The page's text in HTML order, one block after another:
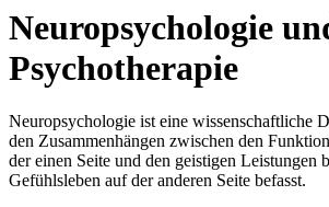
Neuropsychologie
Psychotherapie
Neuropsychologie ist eine wissenschaftliche
den Zusammenhängen zwischen den
der einen Seite und den geistigen Leistungen
Gefühlsleben auf der anderen Seite befasst.